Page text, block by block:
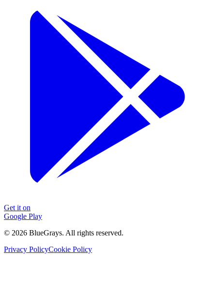
Get it on
Google Play
© 2026 BlueGrays. All rights reserved.
Privacy PolicyCookie Policy